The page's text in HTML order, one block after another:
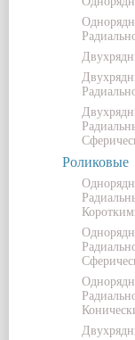
Роликовые